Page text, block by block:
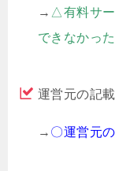
→ △有料サ
できなかっ
運営元の記
→ 〇運営元